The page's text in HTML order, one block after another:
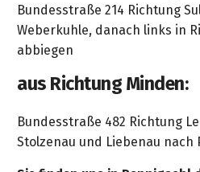
Bundesstraße 214 Richtung
Weberkuhle, danach links in
abbiegen
aus Richtung Minden:
Bundesstraße 482 Richtung
Stolzenau und Liebenau nach